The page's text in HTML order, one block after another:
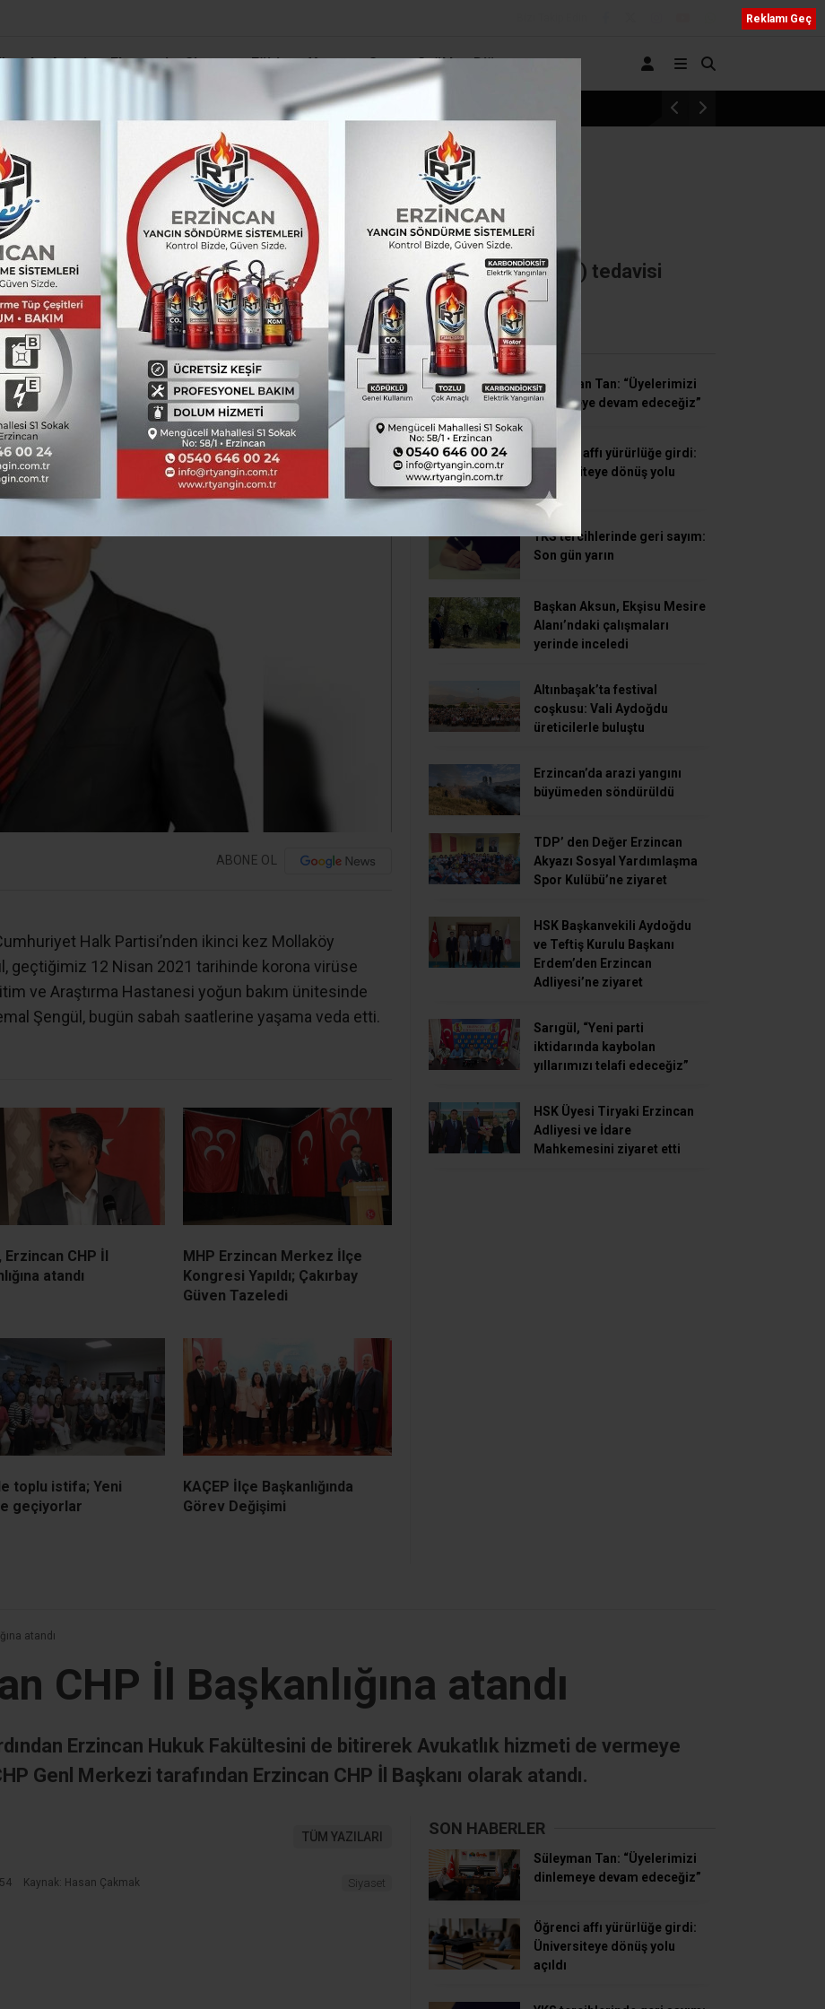
Asayiş Ekonomi Siyaset Eğitim Yaşam Spor Sağlık Diğer
edeceğiz” Öğrenci affı yürürlüğe girdi: Üniversiteye
düştü
Covid-19’a yenik düştü
Belde Belediye Başkanı Kemal Şengül, korona virüs (Covid-19) tedavisi
TÜM YAZILARI
ABONE OL
Halk Partisi’nden ikinci kez Mollaköy
geçtiğimiz 12 Nisan 2021 tarihinde korona virüse
ve Araştırma Hastanesi yoğun bakım ünitesinde
Şengül, bugün sabah saatlerine yaşama veda etti.
Erzincan CHP İl
atandı
MHP Erzincan Merkez İlçe
Kongresi Yapıldı; Çakırbay
Güven Tazeledi
toplu istifa; Yeni
geçiyorlar
KAÇEP İlçe Başkanlığında
Görev Değişimi
SON HABERLER
Süleyman Tan: “Üyelerimizi
dinlemeye devam edeceğiz”
Öğrenci affı yürürlüğe girdi:
Üniversiteye dönüş yolu
açıldı
YKS tercihlerinde geri sayım:
Son gün yarın
Başkan Aksun, Ekşisu Mesire
Alanı’ndaki çalışmaları
yerinde inceledi
Altınbaşak’ta festival
coşkusu: Vali Aydoğdu
üreticilerle buluştu
Erzincan’da arazi yangını
büyümeden söndürüldü
TDP’ den Değer Erzincan
Akyazı Sosyal Yardımlaşma
Spor Kulübü’ne ziyaret
HSK Başkanvekili Aydoğdu
ve Teftiş Kurulu Başkanı
Erdem’den Erzincan
Adliyesi’ne ziyaret
Sarıgül, “Yeni parti
iktidarında kaybolan
yıllarımızı telafi edeceğiz”
HSK Üyesi Tiryaki Erzincan
Adliyesi ve İdare
Mahkemesini ziyaret etti
atandı
CHP İl Başkanlığına atandı
Erzincan Hukuk Fakültesini de bitirerek Avukatlık hizmeti de vermeye
Genl Merkezi tarafından Erzincan CHP İl Başkanı olarak atandı.
TÜM YAZILARI
Kaynak: Hasan Çakmak Siyaset
SON HABERLER
Süleyman Tan: “Üyelerimizi
dinlemeye devam edeceğiz”
Öğrenci affı yürürlüğe girdi:
Üniversiteye dönüş yolu
açıldı
Reklamı Geç